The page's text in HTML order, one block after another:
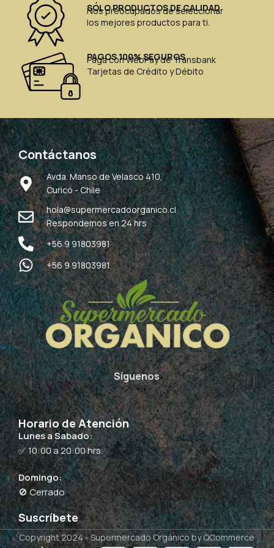
SÓLO PRODUCTOS DE CALIDAD
Nos preocupados de seleccionar
los mejores productos para ti.
PAGOS 100% SEGUROS
Paga con WebPay de Transbank
Tarjetas de Crédito y Débito
Contáctanos
Avda. Manso de Velasco 410,
Curicó - Chile
hola@supermercadoorganico.cl
Respondemos en 24 hrs
+56 9 91803981
+56 9 91803981
Síguenos
Horario de Atención
Lunes a Sabado:
✅ 10:00 a 20:00 hrs.
Domingo:
🚫 Cerrado
Suscríbete
Copyright 2024 -Supermercado Orgánico by QCommerce